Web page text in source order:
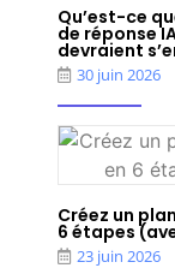
Qu’est-ce
de réponse
devraient
30 juin 2026
Créez un
6 étapes
23 juin 2026